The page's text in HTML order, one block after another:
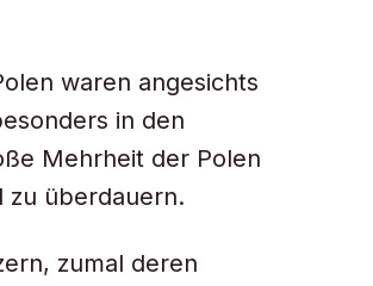
waren angesichts
in den
Mehrheit der Polen
zu überdauern.
zumal deren